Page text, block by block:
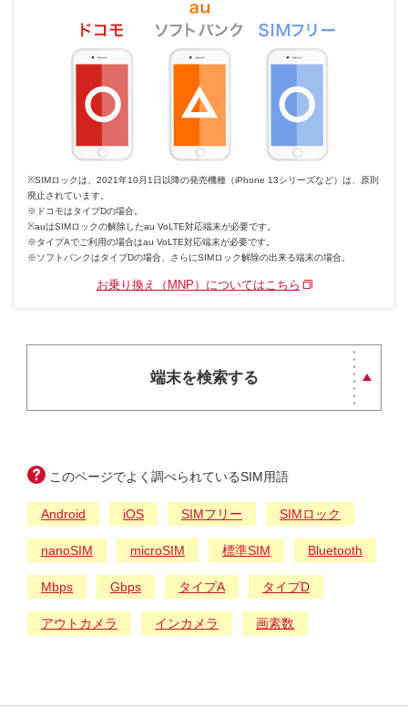
※SIMロックは、2021年10月1日以降の発売機種（iPhone 13シリーズなど）は、原則
廃止されています。
※ドコモはタイプDの場合。
※auはSIMロックの解除したau VoLTE対応端末が必要です。
※タイプAでご利用の場合はau VoLTE対応端末が必要です。
※ソフトバンクはタイプDの場合、さらにSIMロック解除の出来る端末の場合。
お乗り換え（MNP）についてはこちら
端末を検索する
このページでよく調べられているSIM用語
Android iOS SIMフリー SIMロック
nanoSIM microSIM 標準SIM Bluetooth
Mbps Gbps タイプA タイプD
アウトカメラ インカメラ 画素数